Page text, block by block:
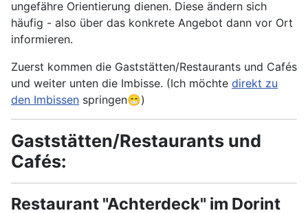
ungefähre Orientierung dienen. Diese ändern sich
häufig - also über das konkrete Angebot dann vor Ort
informieren.
Zuerst kommen die Gaststätten/Restaurants und Cafés
und weiter unten die Imbisse. (Ich möchte direkt zu
den Imbissen springen😁)
Gaststätten/Restaurants und
Cafés:
Restaurant "Achterdeck" im Dorint